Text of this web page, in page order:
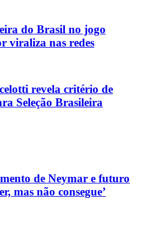
do Brasil no jogo
viraliza nas redes
revela critério de
Seleção Brasileira
de Neymar e futuro
mas não consegue’